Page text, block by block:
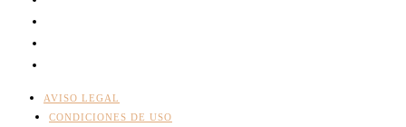
AVISO LEGAL
CONDICIONES DE USO